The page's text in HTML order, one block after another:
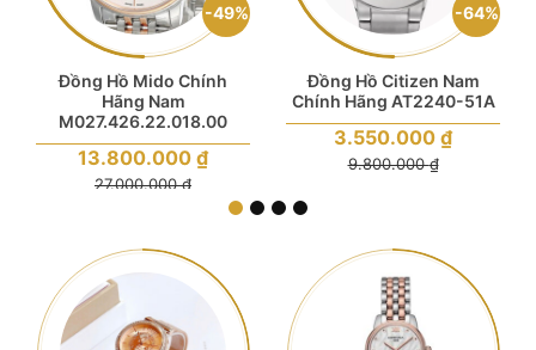
49%
Đồng Hồ Mido Chính
Hãng Nam
M027.426.22.018.00
27.000.000₫
Giá
gốc
27.000.000 ₫.
13.800.000 ₫
Giá
hiện
64%
Đồng Hồ Citizen Nam
Chính Hãng AT2240-51A
9.800.000₫
Giá
gốc
9.800.000 ₫.
3.550.000 ₫
Giá
hiện